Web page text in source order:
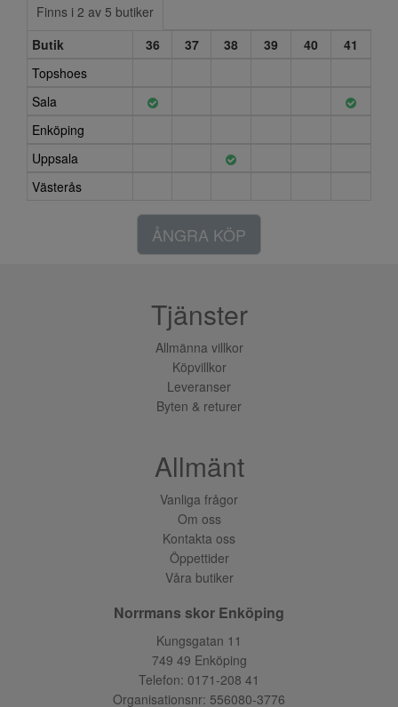
Finns i 2 av 5 butiker
Butik
36 37 38 39 40
41
Topshoes
Sala
Enköping
Uppsala
Västerås
ÅNGRA KÖP
Tjänster
Allmänna villkor
Köpvillkor
Leveranser
Byten & returer
Allmänt
Vanliga frågor
Om oss
Kontakta oss
Öppettider
Våra butiker
Norrmans skor Enköping
Kungsgatan 11
749 49 Enköping
Telefon: 0171-208 41
Organisationsnr: 556080-3776